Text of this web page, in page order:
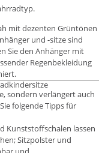
mit dezenten Grüntönen
und -sitze sind
Sie den Anhänger mit
Regenbekleidung
sondern verlängert auch
folgende Tipps für
Kunststoffschalen lassen
Sitzpolster und